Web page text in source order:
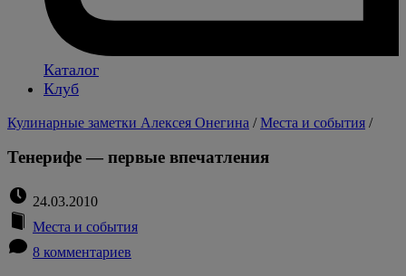
Каталог
Клуб
Кулинарные заметки Алексея Онегина /Места и события /
Тенерифе — первые впечатления
24.03.2010
Места и события
8 комментариев